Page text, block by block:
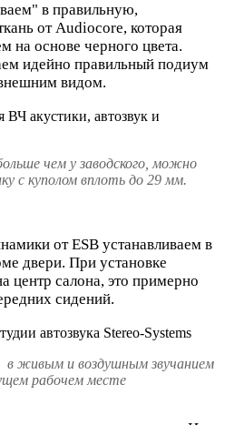
в правильную,
от Audiocore, которая
на основе черного цвета.
идейно правильный подиум
видом.
чем у заводского, можно
с куполом вплоть до 29 мм.
от ESB устанавливаем в
двери. При установке
центр салона, это примерно
сидений.
живым и воздушным звучанием
рабочем месте